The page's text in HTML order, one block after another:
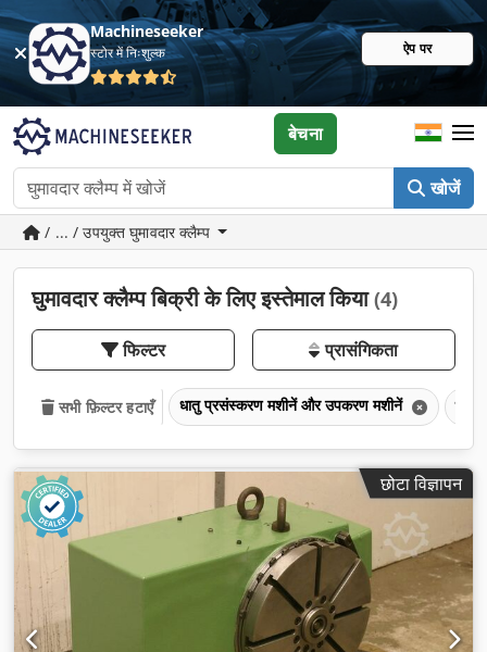
Machineseeker
स्टोर में निःशुल्क ऐप पर
खोजें
बेचना
/ ... / उपयुक्त घुमावदार क्लैम्प
घुमावदार क्लैम्प बिक्री के लिए इस्तेमाल किया(4)
फिल्टर प्रासंगिकता
सभी फ़िल्टर हटाएँ धातु प्रसंस्करण मशीनें और उपकरण मशीनें धातु
छोटा विज्ञापन